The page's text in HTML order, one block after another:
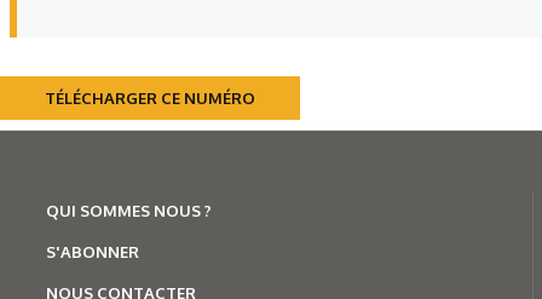
TÉLÉCHARGER CE NUMÉRO
QUI SOMMES NOUS ?
S'ABONNER
NOUS CONTACTER